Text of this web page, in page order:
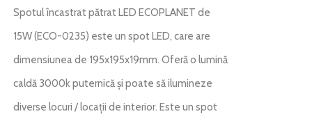
Spotul încastrat pătrat LED ECOPLANET de
15W (ECO-0235) este un spot LED, care are
dimensiunea de 195x195x19mm. Oferă o lumină
caldă 3000k puternică și poate să ilumineze
diverse locuri / locații de interior. Este un spot